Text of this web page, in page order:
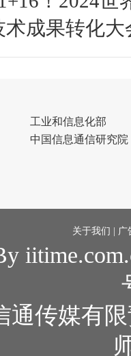
成果转化大
工业和信息化部
中国信息通信研究院
关于我们 广
通传媒有